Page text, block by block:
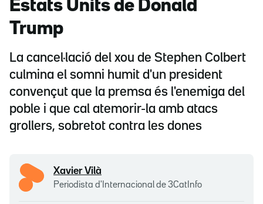
Estats Units de Donald
Trump
La cancel·lació del xou de Stephen Colbert
culmina el somni humit d'un president
convençut que la premsa és l'enemiga del
poble i que cal atemorir-la amb atacs
grollers, sobretot contra les dones
Xavier Vilà
Periodista d'Internacional de 3CatInfo